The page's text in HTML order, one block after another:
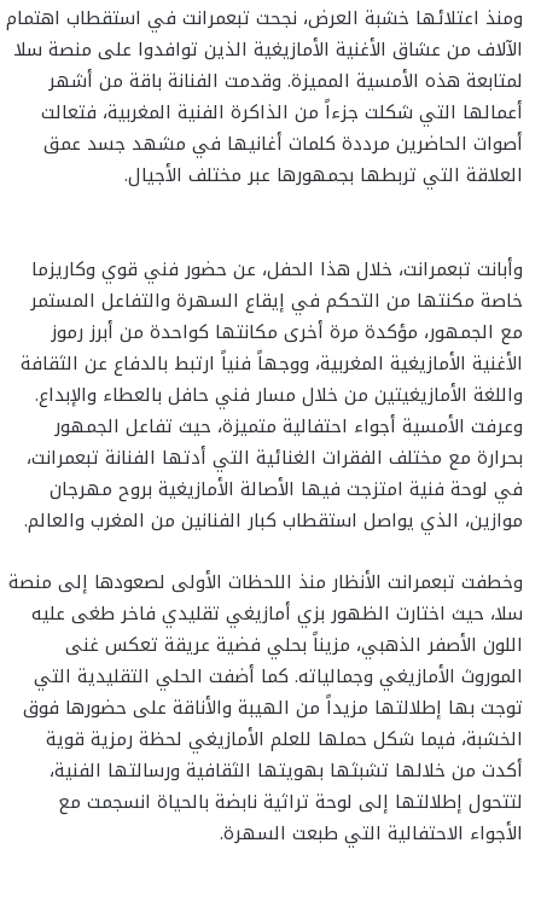
ومنذ اعتلائها خشبة العرض، نجحت تبعمرانت في استقطاب اهتمام
الآلاف من عشاق الأغنية الأمازيغية الذين توافدوا على منصة سلا
لمتابعة هذه الأمسية المميزة. وقدمت الفنانة باقة من أشهر
أعمالها التي شكلت جزءاً من الذاكرة الفنية المغربية، فتعالت
أصوات الحاضرين مرددة كلمات أغانيها في مشهد جسد عمق
العلاقة التي تربطها بجمهورها عبر مختلف الأجيال.
وأبانت تبعمرانت، خلال هذا الحفل، عن حضور فني قوي وكاريزما
خاصة مكنتها من التحكم في إيقاع السهرة والتفاعل المستمر
مع الجمهور، مؤكدة مرة أخرى مكانتها كواحدة من أبرز رموز
الأغنية الأمازيغية المغربية، ووجهاً فنياً ارتبط بالدفاع عن الثقافة
واللغة الأمازيغيتين من خلال مسار فني حافل بالعطاء والإبداع.
وعرفت الأمسية أجواء احتفالية متميزة، حيث تفاعل الجمهور
بحرارة مع مختلف الفقرات الغنائية التي أدتها الفنانة تبعمرانت،
في لوحة فنية امتزجت فيها الأصالة الأمازيغية بروح مهرجان
موازين، الذي يواصل استقطاب كبار الفنانين من المغرب والعالم.
وخطفت تبعمرانت الأنظار منذ اللحظات الأولى لصعودها إلى منصة
سلا، حيث اختارت الظهور بزي أمازيغي تقليدي فاخر طغى عليه
اللون الأصفر الذهبي، مزيناً بحلي فضية عريقة تعكس غنى
الموروث الأمازيغي وجمالياته. كما أضفت الحلي التقليدية التي
توجت بها إطلالتها مزيداً من الهيبة والأناقة على حضورها فوق
الخشبة، فيما شكل حملها للعلم الأمازيغي لحظة رمزية قوية
أكدت من خلالها تشبثها بهويتها الثقافية ورسالتها الفنية،
لتتحول إطلالتها إلى لوحة تراثية نابضة بالحياة انسجمت مع
الأجواء الاحتفالية التي طبعت السهرة.